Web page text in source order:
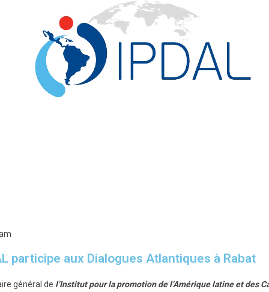
participe aux Dialogues Atlantiques à Rabat
général de l’Institut pour la promotion de l’Amérique latine et des